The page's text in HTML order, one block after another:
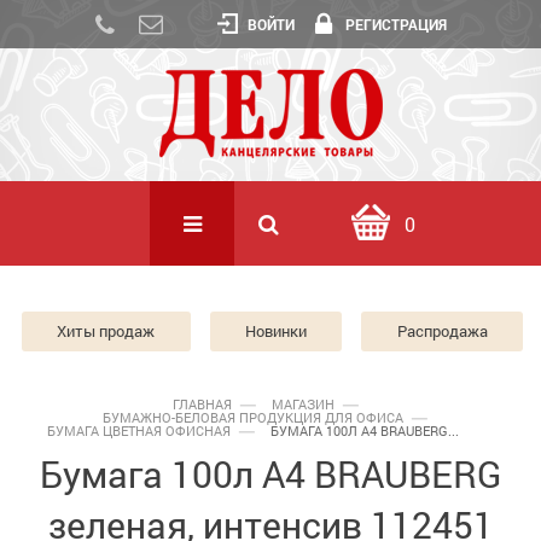
ВОЙТИ РЕГИСТРАЦИЯ
0
Хиты продаж Новинки Распродажа
ГЛАВНАЯ МАГАЗИН
БУМАЖНО-БЕЛОВАЯ ПРОДУКЦИЯ ДЛЯ ОФИСА
БУМАГА ЦВЕТНАЯ ОФИСНАЯ БУМАГА 100Л А4 BRAUBERG...
Бумага 100л А4 BRAUBERG
зеленая, интенсив 112451